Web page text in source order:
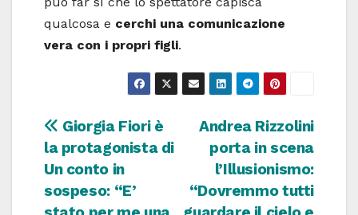
qualcosa e cerchi una comunicazione
vera con i propri figli.
Navigazione
articoli
Andrea Rizzolini
porta in scena
l’Illusionismo:
“Dovremmo tutti
Giorgia Fiori è
la protagonista di
Un conto in
sospeso: “E’